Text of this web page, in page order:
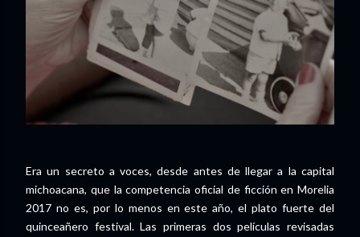
Era un secreto a voces, desde antes de llegar a la capital
michoacana, que la competencia oficial de ficción en Morelia
2017 no es, por lo menos en este año, el plato fuerte del
quinceañero festival. Las primeras dos películas revisadas